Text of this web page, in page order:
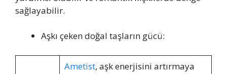
sağlayabilir.
Aşkı çeken doğal taşların gücü:
Ametist, aşk enerjisini artırmaya